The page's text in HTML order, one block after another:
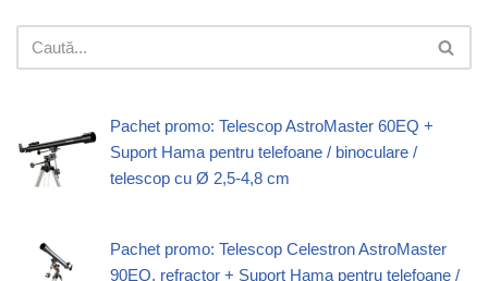
Pachet promo: Telescop AstroMaster 60EQ +
Suport Hama pentru telefoane / binoculare /
telescop cu Ø 2,5-4,8 cm
Pachet promo: Telescop Celestron AstroMaster
90EQ, refractor + Suport Hama pentru telefoane /